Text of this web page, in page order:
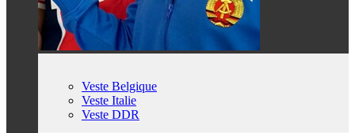
Veste Belgique
Veste Italie
Veste DDR